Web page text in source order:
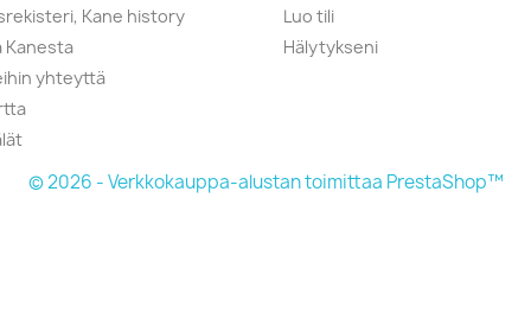
Kane history
Kanesta
yhteyttä
Luo tili
Hälytykseni
© 2026 - Verkkokauppa-alustan toimittaa PrestaShop™